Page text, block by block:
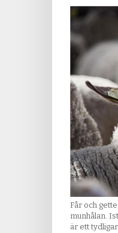
Får och
munhålan.
är ett